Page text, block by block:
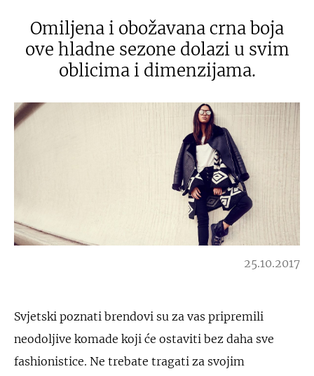
Omiljena i obožavana crna boja
ove hladne sezone dolazi u svim
oblicima i dimenzijama.
25.10.2017
Svjetski poznati brendovi su za vas pripremili
neodoljive komade koji će ostaviti bez daha sve
fashionistice. Ne trebate tragati za svojim